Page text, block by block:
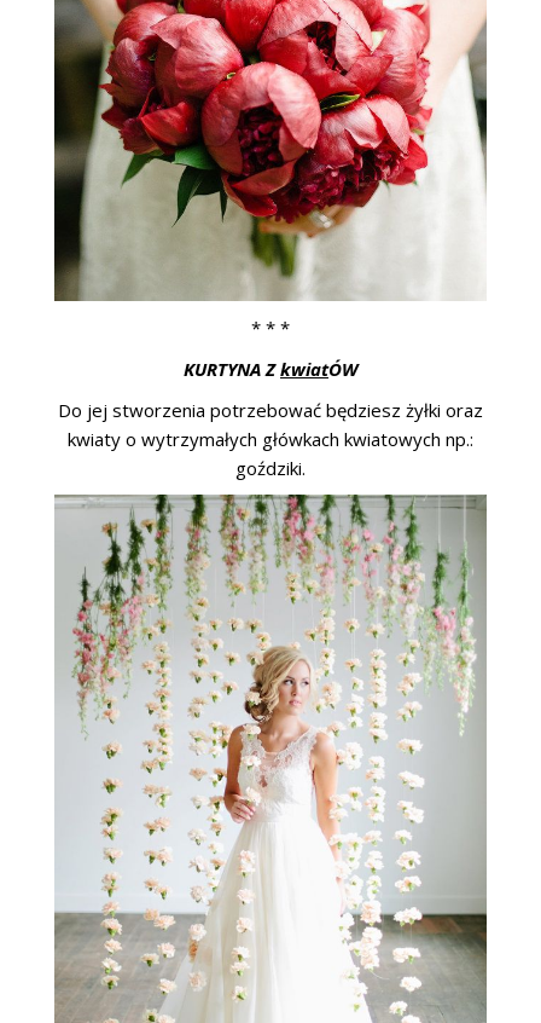
* * *
KURTYNA ZkwiatÓW
Do jej stworzenia potrzebować będziesz żyłki oraz
kwiaty o wytrzymałych główkach kwiatowych np.:
goździki.